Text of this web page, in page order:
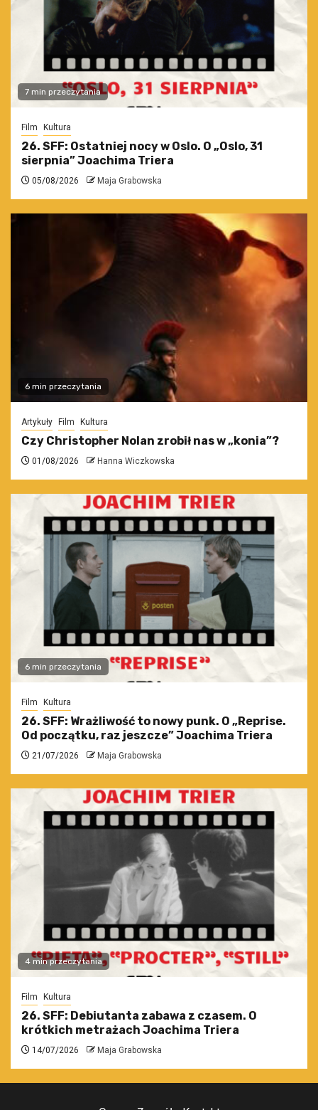
7 min przeczytania
Film Kultura
26. SFF: Ostatniej nocy w Oslo. O „Oslo, 31
sierpnia” Joachima Triera
05/08/2026 Maja Grabowska
6 min przeczytania
Artykuły Film Kultura
Czy Christopher Nolan zrobił nas w „konia”?
01/08/2026 Hanna Wiczkowska
6 min przeczytania
Film Kultura
26. SFF: Wrażliwość to nowy punk. O „Reprise.
Od początku, raz jeszcze” Joachima Triera
21/07/2026 Maja Grabowska
4 min przeczytania
Film Kultura
26. SFF: Debiutanta zabawa z czasem. O
krótkich metrażach Joachima Triera
14/07/2026 Maja Grabowska